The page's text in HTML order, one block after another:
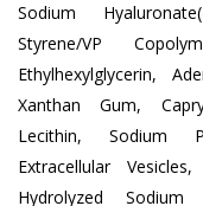
Sodium
Styrene/VP
Ethylhexylglycerin,
Xanthan Gum,
Lecithin, Sodium
Extracellular
Hydrolyzed Sodium